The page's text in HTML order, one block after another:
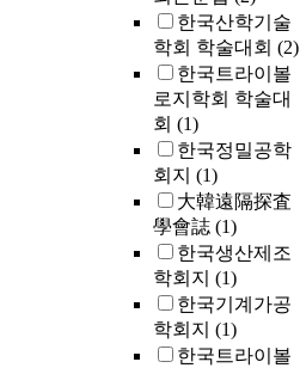
한국산학기술
학회 학술대회 (2)
한국트라이볼
로지학회 학술대
회 (1)
한국정밀공학
회지 (1)
大韓遠隔探査
學會誌 (1)
한국생산제조
학회지 (1)
한국기계가공
학회지 (1)
한국트라이볼